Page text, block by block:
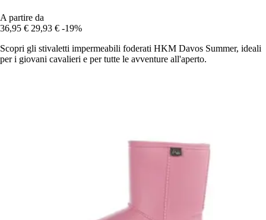
A partire da
36,95 € 29,93 € -19%
Scopri gli stivaletti impermeabili foderati HKM Davos Summer, ideali
per i giovani cavalieri e per tutte le avventure all'aperto.